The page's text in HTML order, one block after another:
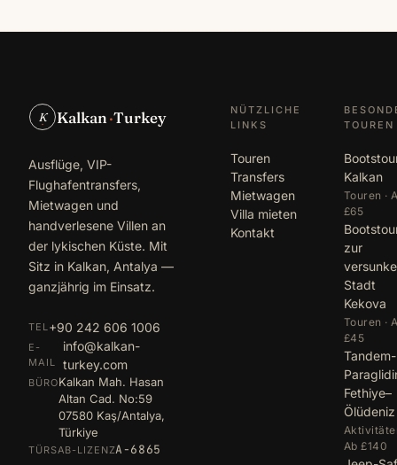
K Kalkan·Turkey
Ausflüge, VIP-
Flughafentransfers,
Mietwagen und
handverlesene Villen an
der lykischen Küste. Mit
Sitz in Kalkan, Antalya —
ganzjährig im Einsatz.
TEL+90 242 606 1006
E-
MAIL
info@kalkan-
turkey.com
BÜROKalkan Mah. Hasan
Altan Cad. No:59
07580 Kaş/Antalya,
Türkiye
TÜRSAB-LIZENZA-6865
NÜTZLICHE
LINKS
Touren
Transfers
Mietwagen
Villa mieten
Kontakt
TOUREN
Kalkan
Touren ·
£65
zur
Stadt
Kekova
Touren ·
£45
Tandem-
Fethiye–
Ölüdeniz
Ab £140